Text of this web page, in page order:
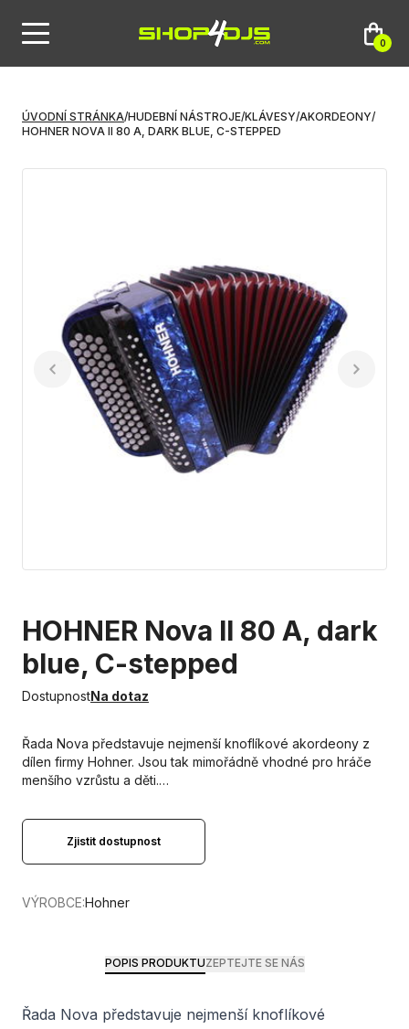
0
ÚVODNÍ STRÁNKA/HUDEBNÍ NÁSTROJE/KLÁVESY/AKORDEONY/
HOHNER NOVA II 80 A, DARK BLUE, C-STEPPED
HOHNER Nova II 80 A, dark
blue, C-stepped
DostupnostNa dotaz
Řada Nova představuje nejmenší knoflíkové akordeony z
dílen firmy Hohner. Jsou tak mimořádně vhodné pro hráče
menšího vzrůstu a děti.…
Zjistit dostupnost
VÝROBCE:Hohner
POPIS PRODUKTUZEPTEJTE SE NÁS
Řada Nova představuje nejmenší knoflíkové